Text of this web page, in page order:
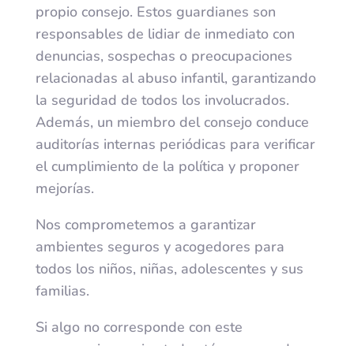
propio consejo. Estos guardianes son
responsables de lidiar de inmediato con
denuncias, sospechas o preocupaciones
relacionadas al abuso infantil, garantizando
la seguridad de todos los involucrados.
Además, un miembro del consejo conduce
auditorías internas periódicas para verificar
el cumplimiento de la política y proponer
mejorías.
Nos comprometemos a garantizar
ambientes seguros y acogedores para
todos los niños, niñas, adolescentes y sus
familias.
Si algo no corresponde con este